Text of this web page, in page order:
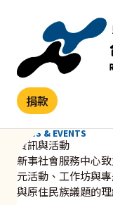
捐款
NEWS & EVENTS
資訊與活動
新事社會服務中心
元活動、工作坊與
與原住民族議題的